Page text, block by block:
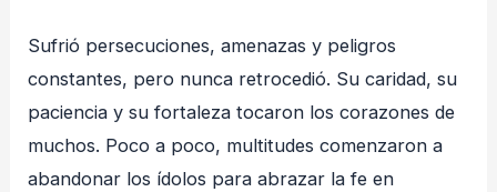
Sufrió persecuciones, amenazas y peligros
constantes, pero nunca retrocedió. Su caridad, su
paciencia y su fortaleza tocaron los corazones de
muchos. Poco a poco, multitudes comenzaron a
abandonar los ídolos para abrazar la fe en